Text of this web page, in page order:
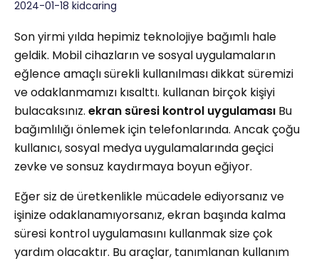
2024-01-18 kidcaring
Son yirmi yılda hepimiz teknolojiye bağımlı hale
geldik. Mobil cihazların ve sosyal uygulamaların
eğlence amaçlı sürekli kullanılması dikkat süremizi
ve odaklanmamızı kısalttı. kullanan birçok kişiyi
bulacaksınız. ekran süresi kontrol uygulaması Bu
bağımlılığı önlemek için telefonlarında. Ancak çoğu
kullanıcı, sosyal medya uygulamalarında geçici
zevke ve sonsuz kaydırmaya boyun eğiyor.
Eğer siz de üretkenlikle mücadele ediyorsanız ve
işinize odaklanamıyorsanız, ekran başında kalma
süresi kontrol uygulamasını kullanmak size çok
yardım olacaktır. Bu araçlar, tanımlanan kullanım